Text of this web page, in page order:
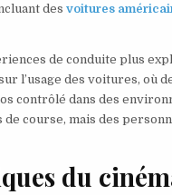
desvoitures
de conduite plus
l’usage des voitures, où
contrôlé dans des
course, mais des
du